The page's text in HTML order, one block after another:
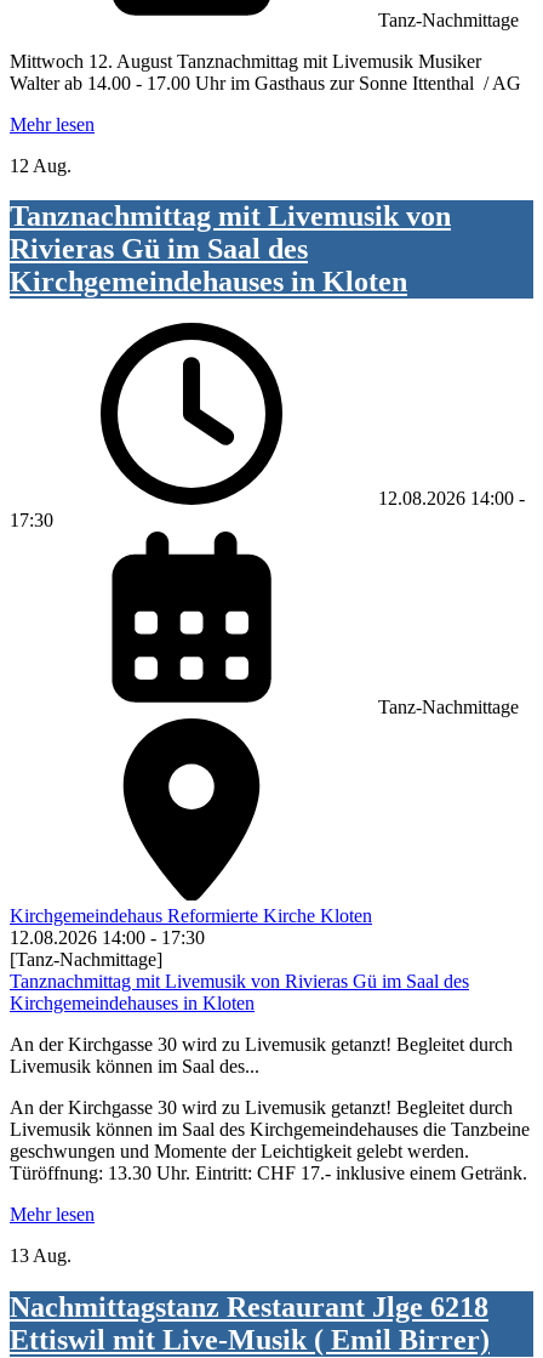
Tanz-Nachmittage
Mittwoch 12. August Tanznachmittag mit Livemusik Musiker
Walter ab 14.00 - 17.00 Uhr im Gasthaus zur Sonne Ittenthal / AG
Mehr lesen
12 Aug.
Tanznachmittag mit Livemusik von
Rivieras Gü im Saal des
Kirchgemeindehauses in Kloten
12.08.2026 14:00 -
17:30
Tanz-Nachmittage
Kirchgemeindehaus Reformierte Kirche Kloten
12.08.2026 14:00 - 17:30
[Tanz-Nachmittage]
Tanznachmittag mit Livemusik von Rivieras Gü im Saal des
Kirchgemeindehauses in Kloten
An der Kirchgasse 30 wird zu Livemusik getanzt! Begleitet durch
Livemusik können im Saal des...
An der Kirchgasse 30 wird zu Livemusik getanzt! Begleitet durch
Livemusik können im Saal des Kirchgemeindehauses die Tanzbeine
geschwungen und Momente der Leichtigkeit gelebt werden.
Türöffnung: 13.30 Uhr. Eintritt: CHF 17.- inklusive einem Getränk.
Mehr lesen
13 Aug.
Nachmittagstanz Restaurant Jlge 6218
Ettiswil mit Live-Musik ( Emil Birrer)